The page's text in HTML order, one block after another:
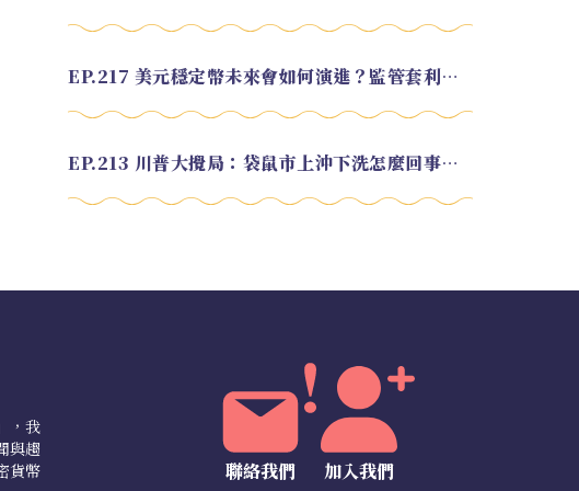
EP.217 美元穩定幣未來會如何演進？監管套利終將收斂？feat. 研究員 余哲安
EP.213 川普大攪局：袋鼠市上沖下洗怎麼回事？feat. Alvin
，我
與趨
貨幣
聯絡我們 加入我們